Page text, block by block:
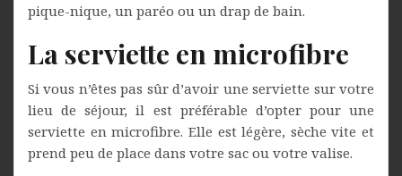
pique-nique, un paréo ou un drap de bain.
La serviette en microfibre
Si vous n’êtes pas sûr d’avoir une serviette sur votre
lieu de séjour, il est préférable d’opter pour une
serviette en microfibre. Elle est légère, sèche vite et
prend peu de place dans votre sac ou votre valise.